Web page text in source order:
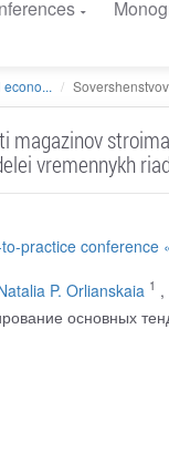
magazinov
vremennykh
practice
P. Orlianskaia 1 ,
основных